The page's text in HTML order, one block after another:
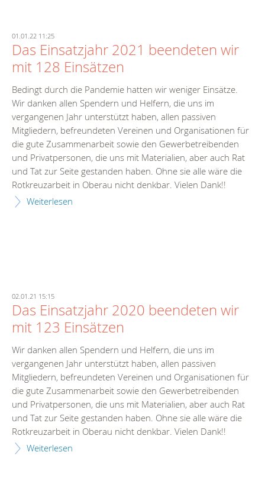
01.01.22 11:25
Das Einsatzjahr 2021 beendeten wir
mit 128 Einsätzen
Bedingt durch die Pandemie hatten wir weniger Einsätze.
Wir danken allen Spendern und Helfern, die uns im
vergangenen Jahr unterstützt haben, allen passiven
Mitgliedern, befreundeten Vereinen und Organisationen für
die gute Zusammenarbeit sowie den Gewerbetreibenden
und Privatpersonen, die uns mit Materialien, aber auch Rat
und Tat zur Seite gestanden haben. Ohne sie alle wäre die
Rotkreuzarbeit in Oberau nicht denkbar. Vielen Dank!!
Weiterlesen
02.01.21 15:15
Das Einsatzjahr 2020 beendeten wir
mit 123 Einsätzen
Wir danken allen Spendern und Helfern, die uns im
vergangenen Jahr unterstützt haben, allen passiven
Mitgliedern, befreundeten Vereinen und Organisationen für
die gute Zusammenarbeit sowie den Gewerbetreibenden
und Privatpersonen, die uns mit Materialien, aber auch Rat
und Tat zur Seite gestanden haben. Ohne sie alle wäre die
Rotkreuzarbeit in Oberau nicht denkbar. Vielen Dank!!
Weiterlesen